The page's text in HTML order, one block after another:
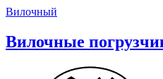
Вилочный
Вилочные